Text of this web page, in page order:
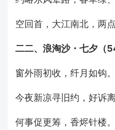
空回首，大江南北，两点
二二、浪淘沙・七夕（
窗外雨初收，纤月如钩
今夜新凉寻旧约，好诉离
何事促更筹，香烬针楼